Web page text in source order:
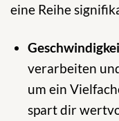
eine Reihe
verarbeiten
um ein
spart dir